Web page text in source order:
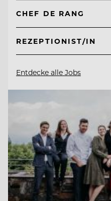
CHEF DE RANG
REZEPTIONIST/IN
Entdecke alle Jobs